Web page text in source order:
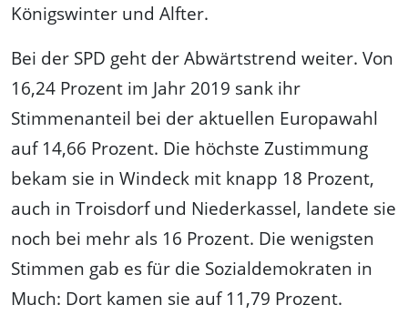
Königswinter und Alfter.
Bei der SPD geht der Abwärtstrend weiter. Von
16,24 Prozent im Jahr 2019 sank ihr
Stimmenanteil bei der aktuellen Europawahl
auf 14,66 Prozent. Die höchste Zustimmung
bekam sie in Windeck mit knapp 18 Prozent,
auch in Troisdorf und Niederkassel, landete sie
noch bei mehr als 16 Prozent. Die wenigsten
Stimmen gab es für die Sozialdemokraten in
Much: Dort kamen sie auf 11,79 Prozent.